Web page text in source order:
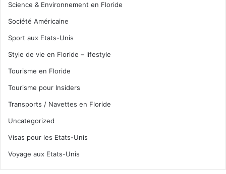
Science & Environnement en Floride
Société Américaine
Sport aux Etats-Unis
Style de vie en Floride – lifestyle
Tourisme en Floride
Tourisme pour Insiders
Transports / Navettes en Floride
Uncategorized
Visas pour les Etats-Unis
Voyage aux Etats-Unis